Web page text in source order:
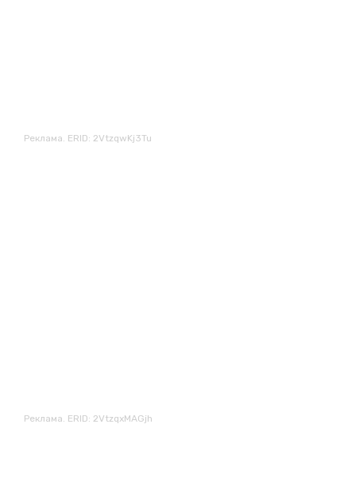
Реклама. ERID: 2VtzqwKj3Tu
Реклама. ERID: 2VtzqxMAGjh